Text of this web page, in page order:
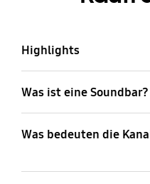
Highlights
Was ist eine Soundbar?
Was bedeuten die